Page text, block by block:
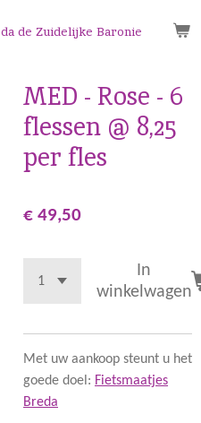
de Zuidelijke Baronie
MED - Rose - 6
flessen @ 8,25
per fles
€ 49,50
In
winkelwagen
Met uw aankoop steunt u het
goede doel: Fietsmaatjes
Breda